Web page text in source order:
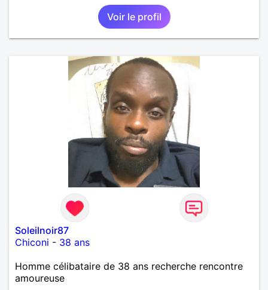
Voir le profil
Soleilnoir87
Chiconi - 38 ans
Homme célibataire de 38 ans recherche rencontre
amoureuse